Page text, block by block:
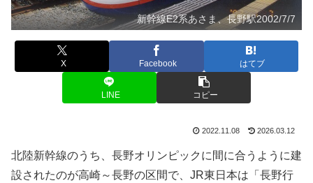
新幹線E2系あさま、長野駅2002/7/7
X Facebook はてブ
LINE コピー
2022.11.08 2026.03.12
北陸新幹線のうち、長野オリンピックに間に合うように建
設されたのが高崎～長野の区間で、JR東日本は「長野行